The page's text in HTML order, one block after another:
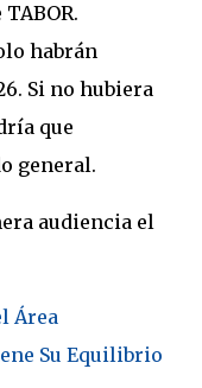
habrán
Si no hubiera
que
general.
audiencia el
Área
Su Equilibrio